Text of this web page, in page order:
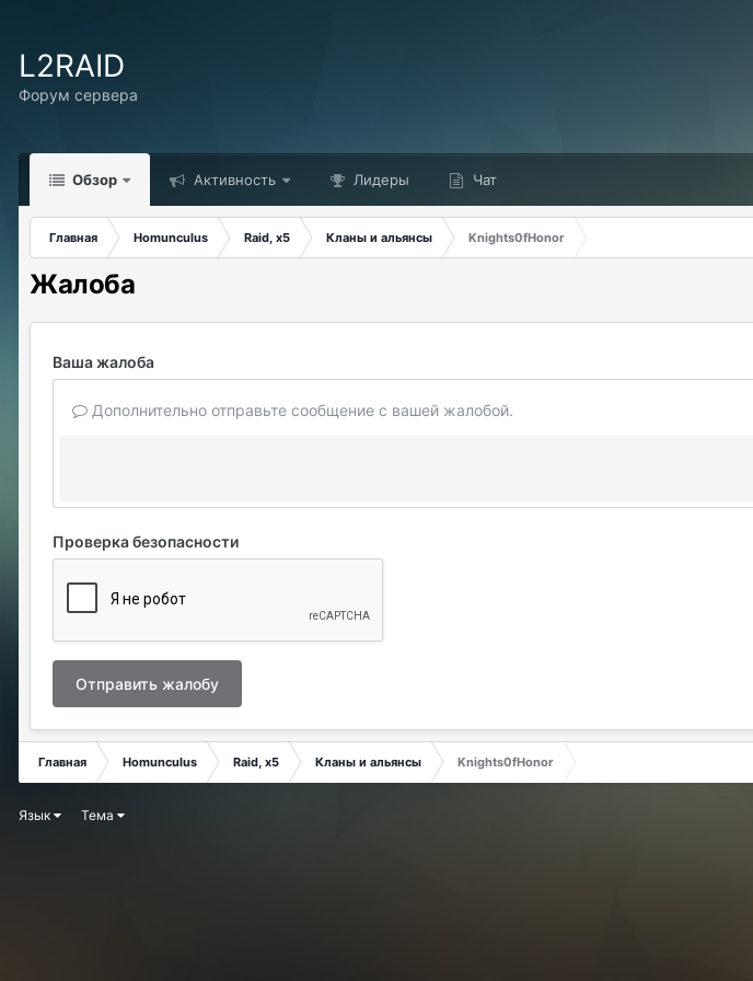
L2RAID
Форум сервера
Обзор Активность Лидеры Чат
Главная Homunculus Raid, x5 Кланы и альянсы Knights0fHonor
Жалоба
Ваша жалоба
Дополнительно отправьте сообщение с вашей жалобой.
Проверка безопасности
Отправить жалобу
Главная Homunculus Raid, x5 Кланы и альянсы Knights0fHonor
Язык Тема